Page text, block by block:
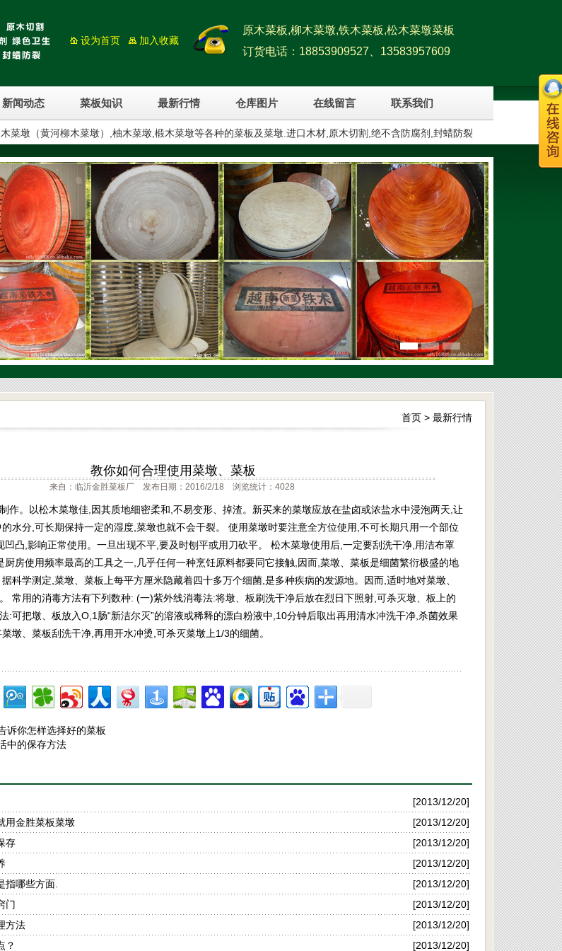
设为首页 加入收藏
原木菜板,柳木菜墩,铁木菜板,松木菜墩菜板
订货电话：18853909527、13583957609
新闻动态 菜板知识 最新行情 仓库图片 在线留言 联系我们
菜墩（黄河柳木菜墩）,柚木菜墩,椴木菜墩等各种的菜板及菜墩.进口木材,原木切割,绝不含防腐剂,封蜡防裂
首页 > 最新行情
教你如何合理使用菜墩、菜板
来自：临沂金胜菜板厂 发布日期：2016/2/18 浏览统计：4028
作。以松木菜墩佳,因其质地细密柔和,不易变形、掉渣。新买来的菜墩应放在盐卤或浓盐水中浸泡两天,让
水分,可长期保持一定的湿度,菜墩也就不会干裂。 使用菜墩时要注意全方位使用,不可长期只用一个部位
凹凸,影响正常使用。一旦出现不平,要及时刨平或用刀砍平。 松木菜墩使用后,一定要刮洗干净,用洁布罩
厨房使用频率最高的工具之一,几乎任何一种烹饪原料都要同它接触,因而,菜墩、菜板是细菌繁衍极盛的地
科学测定,菜墩、菜板上每平方厘米隐藏着四十多万个细菌,是多种疾病的发源地。因而,适时地对菜墩、
常用的消毒方法有下列数种: (一)紫外线消毒法:将墩、板刷洗干净后放在烈日下照射,可杀灭墩、板上的
:可把墩、板放入O,1肠“新洁尔灭”的溶液或稀释的漂白粉液中,10分钟后取出再用清水冲洗干净,杀菌效果
墩、菜板刮洗干净,再用开水冲烫,可杀灭菜墩上1/3的细菌。
诉你怎样选择好的菜板
中的保存方法
[2013/12/20]
用金胜菜板菜墩
[2013/12/20]
存
[2013/12/20]
[2013/12/20]
指哪些方面.
[2013/12/20]
门
[2013/12/20]
方法
[2013/12/20]
？ [2013/12/20]